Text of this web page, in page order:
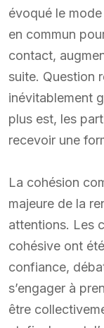
évoqué le
en commun
contact,
suite. Question
inévitablement
plus est, les
recevoir une
La cohésion
majeure de la
attentions. Les
cohésive ont
confiance,
s’engager à
être